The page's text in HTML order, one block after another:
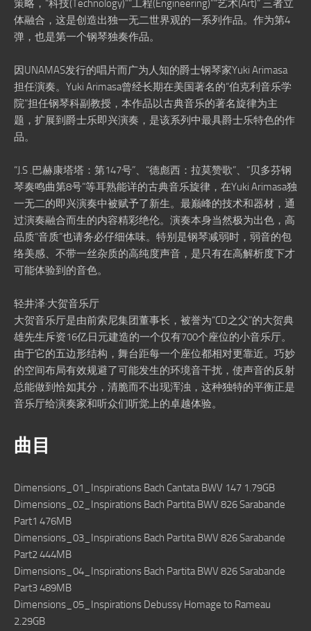
策略，“科技(Technology)”“工程(Engineering)”“艺术(Art)” 三者立
体融合，这是创造出独一无二世界观的一系列作品。作为第4
弹，也是第一个钢琴独奏作品。
因UNAMAS发行的唱片而广为人知的爵士钢琴家Yuki Arimasa
担任演奏。Yuki Arimasa曾经长期在美国著名的“伯克利音乐学
院”担任钢琴科副教授，本作品以古典音乐的著名旋律为主
题，扩展到爵士乐即兴演奏，是该系列中最具爵士乐特色的作
品。
“J.S .巴赫康塔塔：第147号”、“德彪西：拉莫赞歌”、“贝多芬钢
琴奏鸣曲第8号”等耳熟能详的古典音乐旋律，在Yuki Arimasa独
一无二的即兴演奏中被赋予了新生。最巅峰的技术和器材，通
过演奏融合而生的内容精彩绝伦。演奏本身当然极为出色，高
品质“音质”也请务必仔细体味。特别是钢琴减弱时，弱音的包
络美感、不带一丝杂质的高纯度声音，是只有在高解析度下才
可能体验到的音色。
轻井泽·大贺音乐厅
大贺音乐厅是由前索尼集团董事长，被誉为“CD之父”的大贺典
雄先生斥资16亿日元建造的一个仅有700个座位的小音乐厅。
由于它的五边形结构，舞台距每一个座位都相对更靠近。巧妙
的空间布局有效规避了可能发生的环境音干扰，使声音的反射
总能做到恰如其分，清脆而不出现浑浊，这种独特的平衡正是
音乐厅给演奏家和听众们听觉上的卓越体验。
曲目
Dimensions_01_Inspirations Bach Cantata BWV 147 1.79GB
Dimensions_02_Inspirations Bach Partita BWV 826 Sarabande
Part1 476MB
Dimensions_03_Inspirations Bach Partita BWV 826 Sarabande
Part2 444MB
Dimensions_04_Inspirations Bach Partita BWV 826 Sarabande
Part3 489MB
Dimensions_05_Inspirations Debussy Homage to Rameau
2.29GB